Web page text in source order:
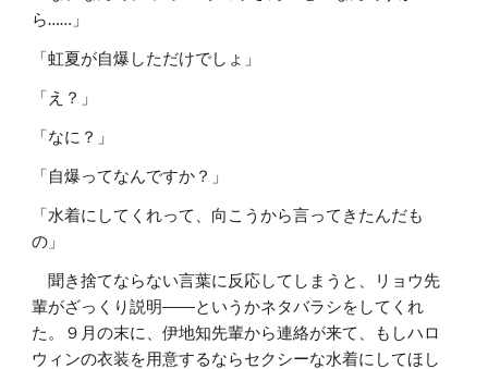
ら……」
「虹夏が自爆しただけでしょ」
「え？」
「なに？」
「自爆ってなんですか？」
「水着にしてくれって、向こうから言ってきたんだも
の」
聞き捨てならない言葉に反応してしまうと、リョウ先
輩がざっくり説明――というかネタバラシをしてくれ
た。９月の末に、伊地知先輩から連絡が来て、もしハロ
ウィンの衣装を用意するならセクシーな水着にしてほし